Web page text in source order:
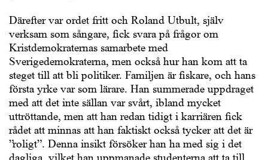
Därefter var ordet fritt och Roland Utbult, själv
verksam som sångare, fick svara på frågor om
Kristdemokraternas samarbete med
Sverigedemokraterna, men också hur han kom att ta
steget till att bli politiker. Familjen är fiskare, och hans
första yrke var som lärare. Han summerade uppdraget
med att det inte sällan var svårt, ibland mycket
uttröttande, men att han redan tidigt i karriären fick
rådet att minnas att han faktiskt också tycker att det är
”roligt”. Denna insikt försöker han ha med sig i det